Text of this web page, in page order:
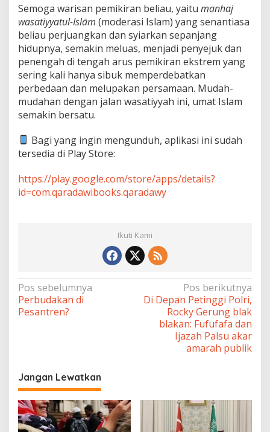
Semoga warisan pemikiran beliau, yaitu manhaj
wasatiyyatul-Islām (moderasi Islam) yang senantiasa
beliau perjuangkan dan syiarkan sepanjang
hidupnya, semakin meluas, menjadi penyejuk dan
penengah di tengah arus pemikiran ekstrem yang
sering kali hanya sibuk memperdebatkan
perbedaan dan melupakan persamaan. Mudah-
mudahan dengan jalan wasatiyyah ini, umat Islam
semakin bersatu.
Bagi yang ingin mengunduh, aplikasi ini sudah
tersedia di Play Store:
https://play.google.com/store/apps/details?
id=com.qaradawibooks.qaradawy
Ikuti Kami
Navigasi
pos
Pos sebelumnya
Perbudakan di
Pesantren?
Pos berikutnya
Di Depan Petinggi Polri,
Rocky Gerung blak
blakan: Fufufafa dan
Ijazah Palsu akar
amarah publik
Jangan Lewatkan